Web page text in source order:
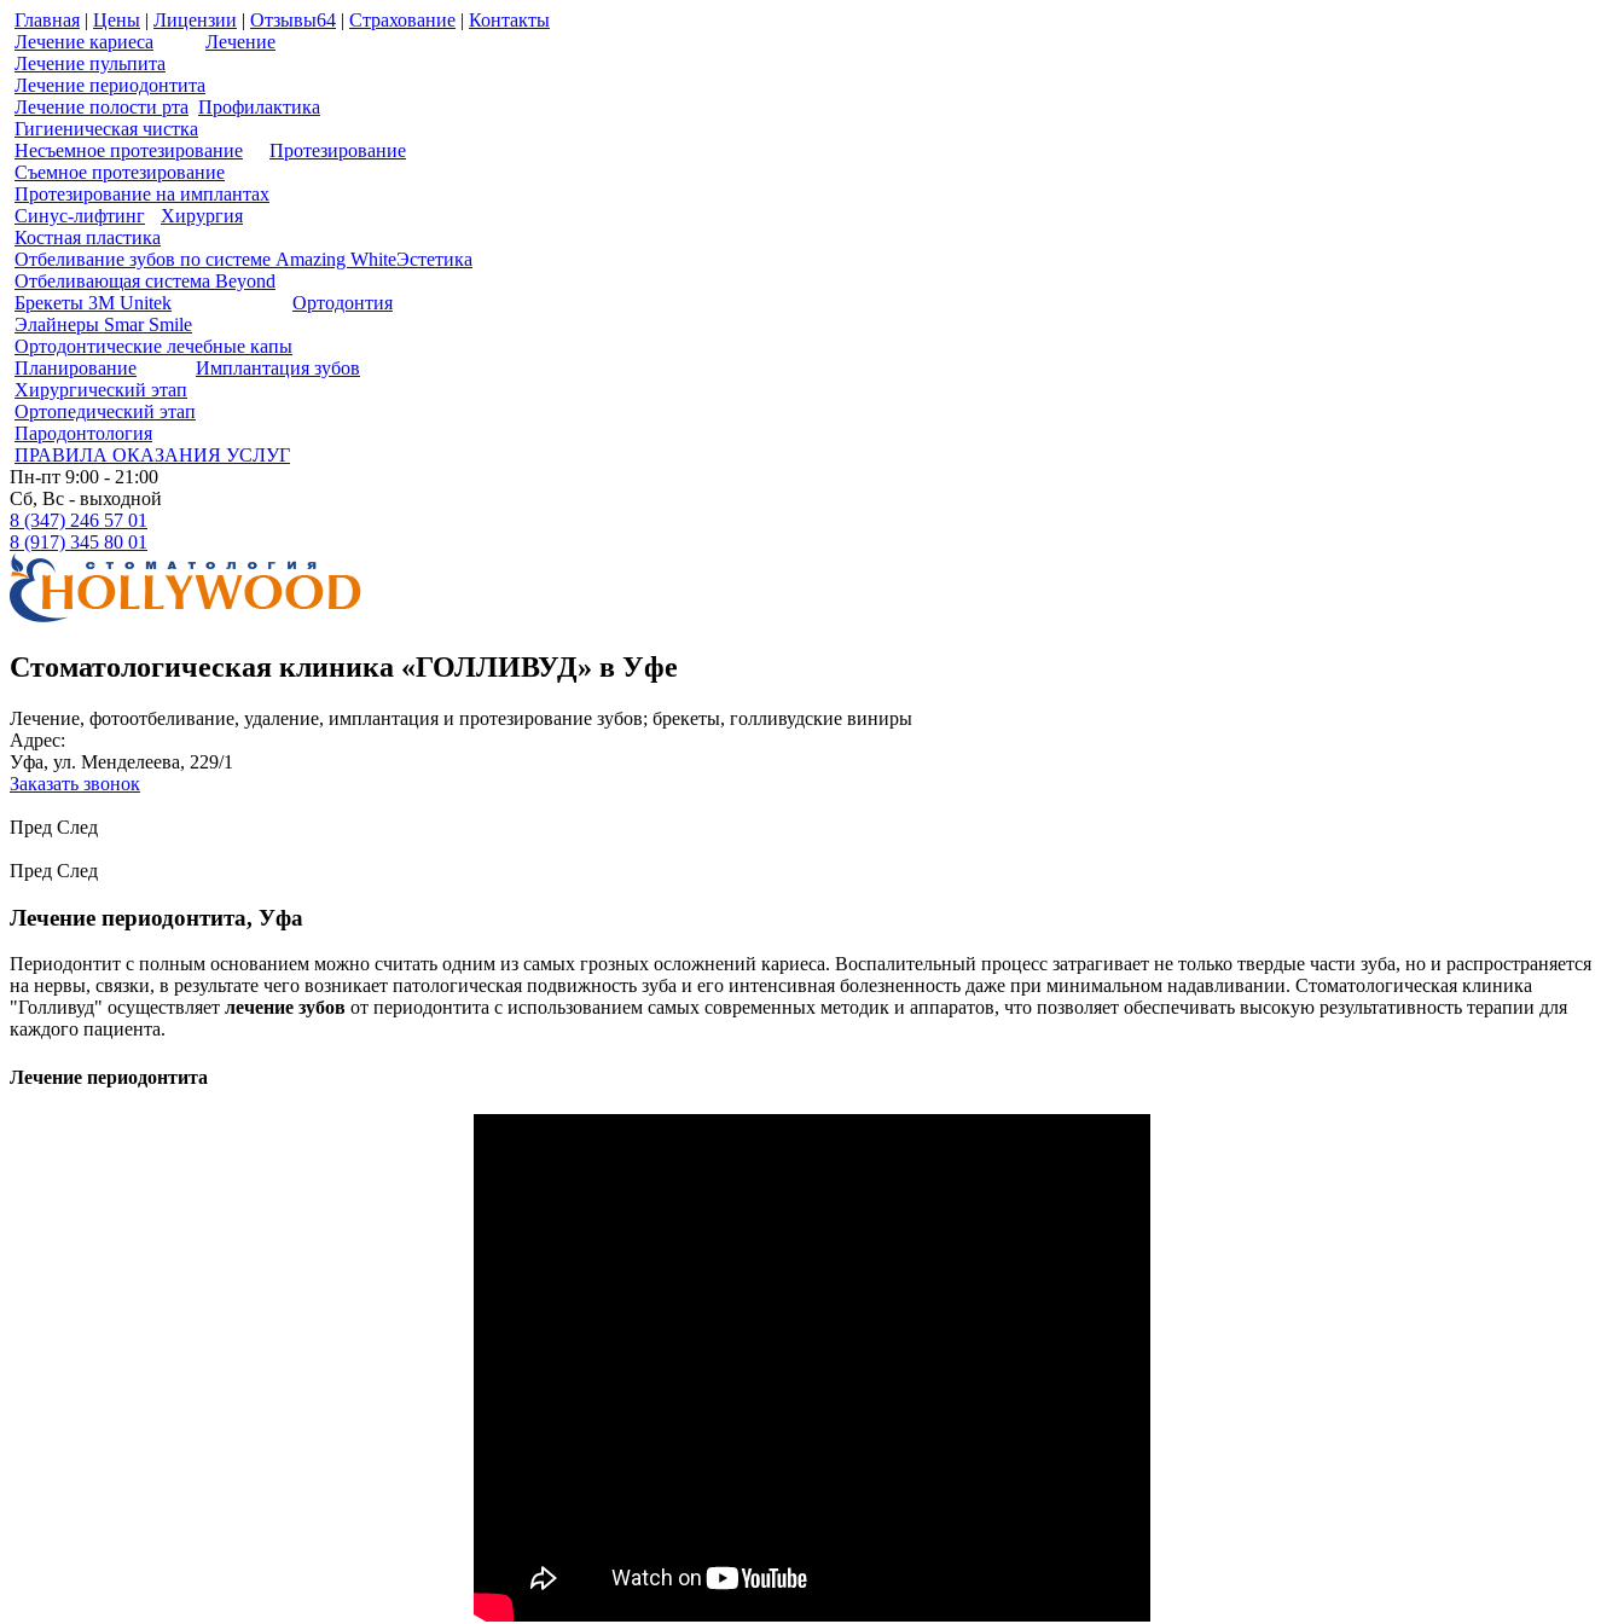
Главная | Цены | Лицензии | Отзывы64 | Страхование | Контакты
Лечение
Лечение кариеса
Лечение пульпита
Лечение периодонтита
Профилактика
Лечение полости рта
Гигиеническая чистка
Протезирование
Несъемное протезирование
Съемное протезирование
Протезирование на имплантах
Хирургия
Синус-лифтинг
Костная пластика
Эстетика
Отбеливание зубов по системе Amazing White
Отбеливающая система Beyond
Ортодонтия
Брекеты 3M Unitek
Элайнеры Smar Smile
Ортодонтические лечебные капы
Имплантация зубов
Планирование
Хирургический этап
Ортопедический этап
Пародонтология
ПРАВИЛА ОКАЗАНИЯ УСЛУГ
Пн-пт 9:00 - 21:00
Сб, Вс - выходной
8 (347) 246 57 01
8 (917) 345 80 01
Стоматологическая клиника «ГОЛЛИВУД» в Уфе
Лечение, фотоотбеливание, удаление, имплантация и протезирование зубов; брекеты, голливудские виниры
Адрес:
Уфа, ул. Менделеева, 229/1
Заказать звонок
Пред След
Пред След
Лечение периодонтита, Уфа
Периодонтит с полным основанием можно считать одним из самых грозных осложнений кариеса. Воспалительный процесс затрагивает не только твердые части зуба, но и распространяется
на нервы, связки, в результате чего возникает патологическая подвижность зуба и его интенсивная болезненность даже при минимальном надавливании. Стоматологическая клиника
"Голливуд" осуществляет лечение зубов от периодонтита с использованием самых современных методик и аппаратов, что позволяет обеспечивать высокую результативность терапии для
каждого пациента.
Лечение периодонтита